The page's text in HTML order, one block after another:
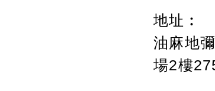
地址︰
油麻地
場2樓